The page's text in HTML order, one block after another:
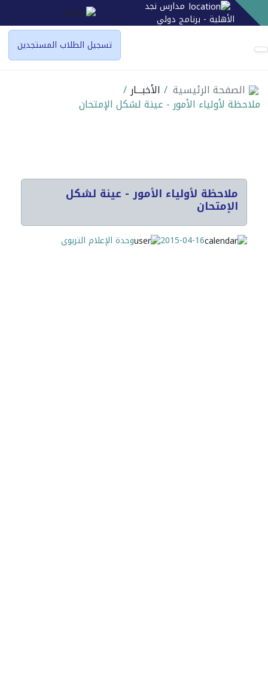
مدارس نجد
الأهلية - برنامج دولي
تسجيل الطلاب المستجدين
الصفحة الرئيسية / الأخبـــار /
ملاحظة لأولياء الأمور - عينة لشكل الإمتحان
ملاحظة لأولياء الأمور - عينة لشكل
الإمتحان
2015-04-16 وحدة الإعلام التربوي